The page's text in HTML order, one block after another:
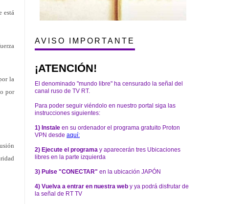
está
la
por
AVISO IMPORTANTE
¡ATENCIÓN!
El denominado "mundo libre" ha censurado la señal del
canal ruso de TV RT.
Para poder seguir viéndolo en nuestro portal siga las
instrucciones siguientes:
1) Instale en su ordenador el programa gratuito Proton
VPN desde aquí:
2) Ejecute el programa y aparecerán tres Ubicaciones
libres en la parte izquierda
3) Pulse "CONECTAR" en la ubicación JAPÓN
4) Vuelva a entrar en nuestra web y ya podrá disfrutar de
la señal de RT TV